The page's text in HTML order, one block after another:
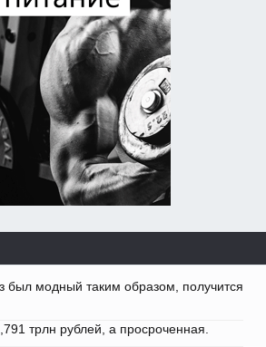
был модный таким образом, получится
трлн рублей, а просроченная.